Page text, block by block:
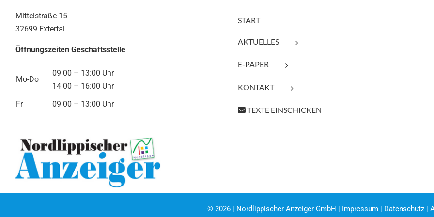
Mittelstraße 15
32699 Extertal
Öffnungszeiten Geschäftsstelle
Mo-Do
09:00 – 13:00 Uhr
14:00 – 16:00 Uhr
Fr
09:00 – 13:00 Uhr
START
AKTUELLES
E-PAPER
KONTAKT
TEXTE EINSCHICKEN
© 2026 | Nordlippischer Anzeiger GmbH | Impressum| Datenschutz|